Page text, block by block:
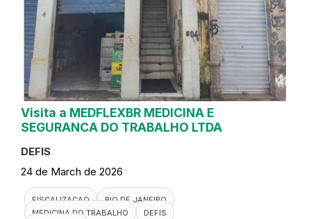
Visita a MEDFLEXBR MEDICINA E
SEGURANCA DO TRABALHO LTDA
DEFIS
24 de March de 2026
FISCALIZACAO
RIO DE JANEIRO
MEDICINA DO TRABALHO
DEFIS